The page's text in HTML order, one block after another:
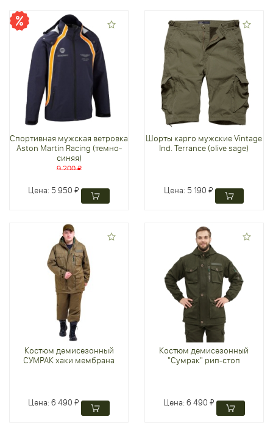
Спортивная мужская ветровка
Aston Martin Racing (темно-
синяя)
9 200 ₽
Цена: 5 950 ₽
Шорты карго мужские Vintage
Ind. Terrance (olive sage)
Цена: 5 190 ₽
Костюм демисезонный
СУМРАК хаки мембрана
Цена:6 490 ₽
Костюм демисезонный
"Сумрак" рип-стоп
Цена:6 490 ₽